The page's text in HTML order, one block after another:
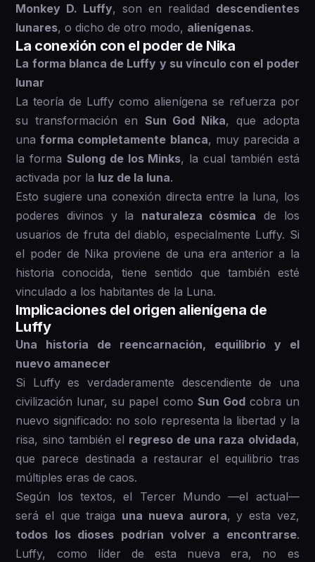
Monkey D. Luffy, son en realidad descendientes
lunares, o dicho de otro modo, alienígenas.
La conexión con el poder de Nika
La forma blanca de Luffy y su vínculo con el poder
lunar
La teoría de Luffy como alienígena se refuerza por
su transformación en Sun God Nika, que adopta
unaforma completamente blanca, muy parecida a
la forma Sulong de los Minks, la cual también está
activada por la luz de la luna.
Esto sugiere una conexión directa entre la luna, los
poderes divinos y la naturaleza cósmica de los
usuarios de fruta del diablo, especialmente Luffy. Si
el poder de Nika proviene de una era anterior a la
historia conocida, tiene sentido que también esté
vinculado a los habitantes de la Luna.
Implicaciones del origen alienígena de
Luffy
Una historia de reencarnación, equilibrio y el
nuevo amanecer
Si Luffy es verdaderamente descendiente de una
civilización lunar, su papel como Sun Godcobra un
nuevo significado: no solo representa la libertad y la
risa, sino también el regreso de una raza olvidada,
que parece destinada a restaurar el equilibrio tras
múltiples eras de caos.
Según los textos, el Tercer Mundo —el actual—
será el que traiga una nueva aurora, y esta vez,
todos los dioses podrían volver a encontrarse.
Luffy, como líder de esta nueva era, no es